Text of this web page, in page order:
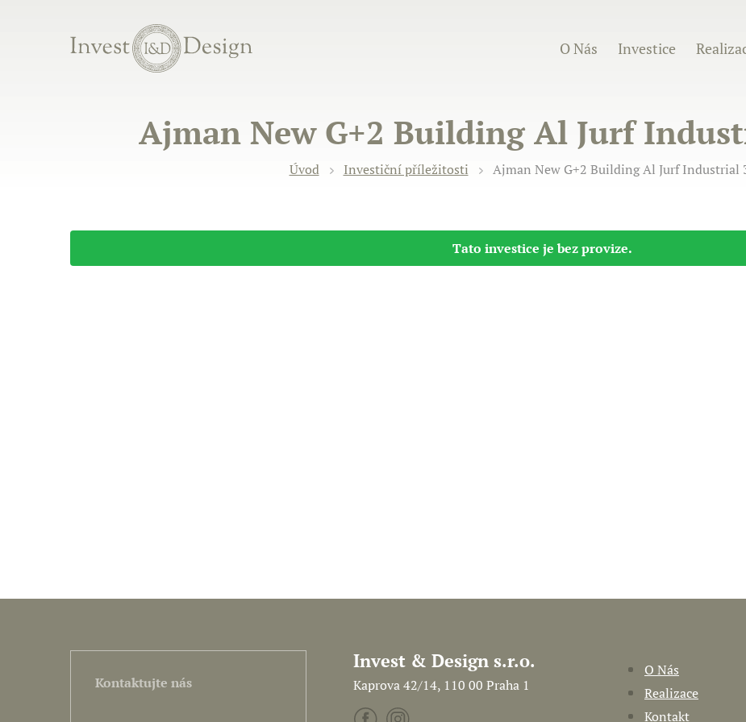
O Nás Investice
Ajman New G+2 Building Al Jurf
Úvod Investiční příležitosti Ajman New G+2 Building Al Jurf Industrial
Tato investice je bez provize.
Kontaktujte nás
Invest & Design s.r.o.
Kaprova 42/14, 110 00 Praha 1
O Nás
Realizace
Kontakt